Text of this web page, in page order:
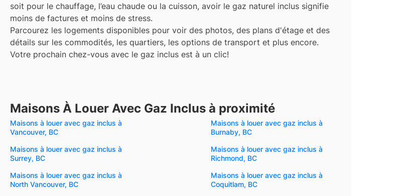
soit pour le chauffage, l’eau chaude ou la cuisson, avoir le gaz naturel inclus signifie
moins de factures et moins de stress.
Parcourez les logements disponibles pour voir des photos, des plans d'étage et des
détails sur les commodités, les quartiers, les options de transport et plus encore.
Votre prochain chez-vous avec le gaz inclus est à un clic!
Maisons À Louer Avec Gaz Inclus à proximité
Maisons à louer avec gaz inclus à
Vancouver, BC
Maisons à louer avec gaz inclus à
Burnaby, BC
Maisons à louer avec gaz inclus à
Surrey, BC
Maisons à louer avec gaz inclus à
Richmond, BC
Maisons à louer avec gaz inclus à
North Vancouver, BC
Maisons à louer avec gaz inclus à
Coquitlam, BC